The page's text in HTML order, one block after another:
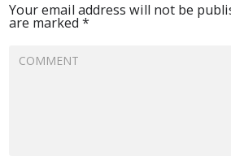
Your email address will not be
are marked*